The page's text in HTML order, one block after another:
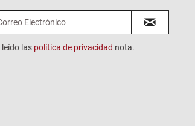
leído las política de privacidad nota.